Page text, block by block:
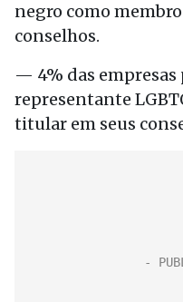
negro como
conselhos.
— 4% das
representante
titular em seus